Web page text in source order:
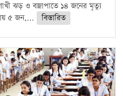
ঝড় ও বজ্রাপাতে ১৪ জনের মৃত্যু
৫ জন,...
বিস্তারিত